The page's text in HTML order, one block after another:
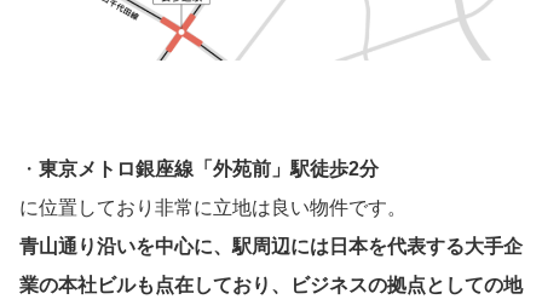
・ 東京メトロ銀座線「外苑前」駅徒歩2分
に位置しており非常に立地は良い物件です。
青山通り沿いを中心に、駅周辺には日本を代表する大手企
業の本社ビルも点在しており、ビジネスの拠点としての地